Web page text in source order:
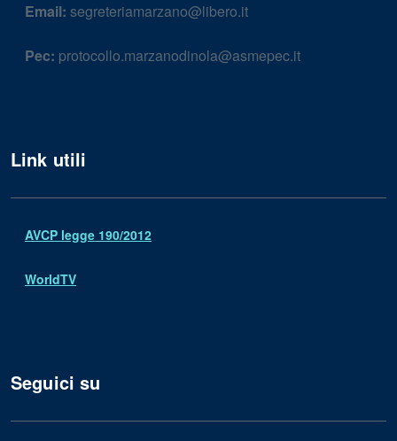
Email: segreteriamarzano@libero.it
Pec: protocollo.marzanodinola@asmepec.it
Link utili
AVCP legge 190/2012
WorldTV
Seguici su